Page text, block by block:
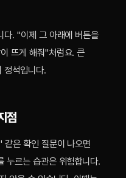
다. "이제 그 아래에 버튼을
뜨게 해줘"처럼요. 큰
정석입니다.
점
같은 확인 질문이 나오면
누르는 습관은 위험합니다.